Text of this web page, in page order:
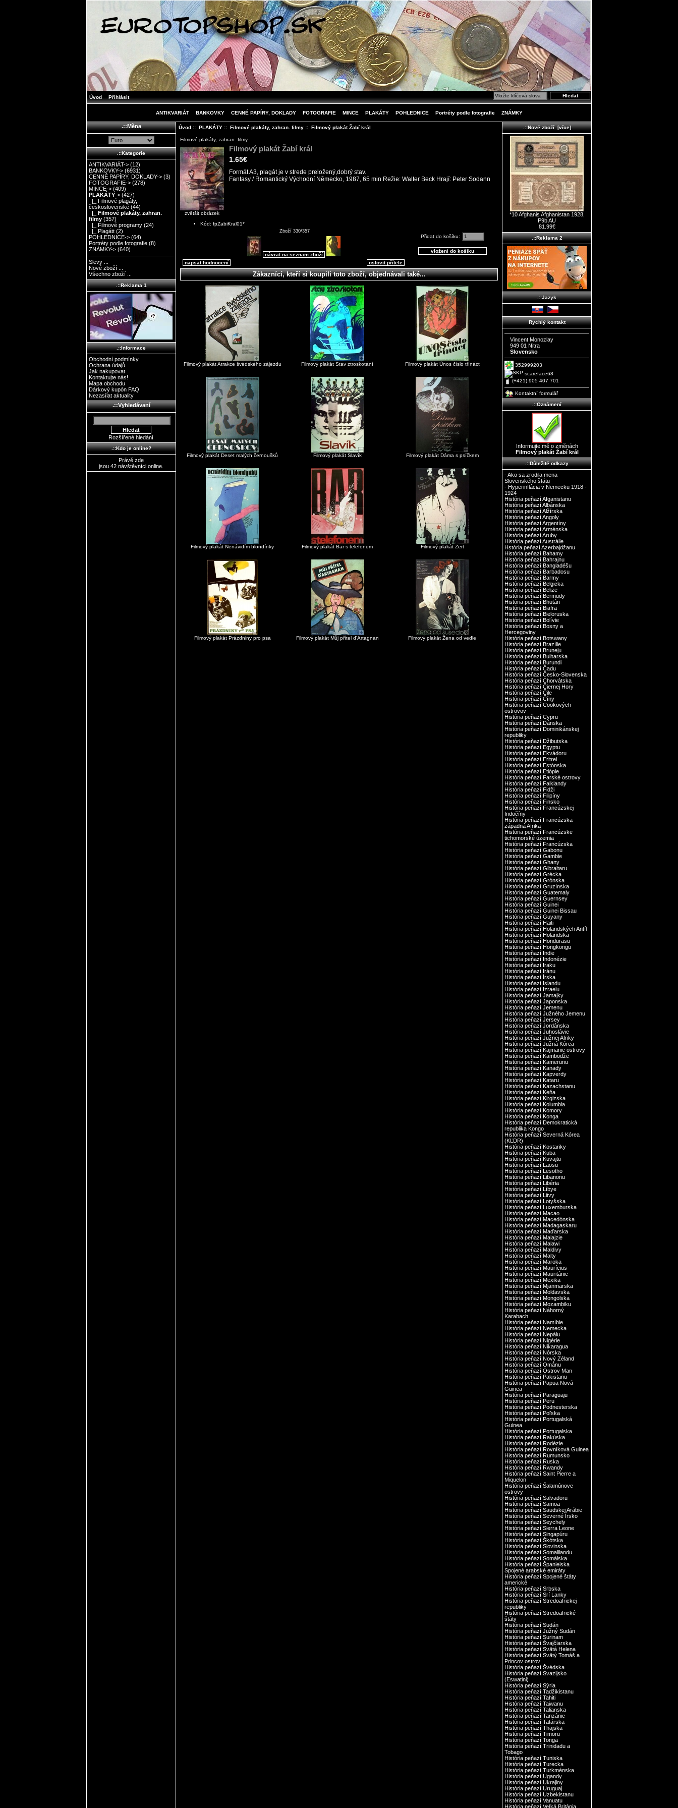
Úvod Přihlásit
ANTIKVARIÁT BANKOVKY CENNÉ PAPÍRY, DOKLADY FOTOGRAFIE MINCE PLAKÁTY POHLEDNICE Portréty podle fotografie ZNÁMKY
.::Měna
.::Kategorie
ANTIKVARIÁT-> (12)
BANKOVKY-> (6931)
CENNÉ PAPÍRY, DOKLADY-> (3)
FOTOGRAFIE-> (278)
MINCE-> (409)
PLAKÁTY-> (427)
|_ Filmové plagáty,
československé (44)
|_ Filmové plakáty, zahran.
filmy (357)
|_ Filmové programy (24)
|_ Plagátt (2)
POHLEDNICE-> (64)
Portréty podle fotografie (8)
ZNÁMKY-> (640)
Slevy ...
Nové zboží ...
Všechno zboží ...
.::Reklama 1
.::Informace
Obchodní podmínky
Ochrana údajů
Jak nakupovat
Kontaktujte nás!
Mapa obchodu
Dárkový kupón FAQ
Nezasílat aktuality
.::Vyhledávaní
Rozšířené hledání
.::Kdo je online?
Právě zde
jsou 42 návštěvníci online.
Úvod:: PLAKÁTY:: Filmové plakáty, zahran. filmy:: Filmový plakát Žabí král
Filmové plakáty, zahran. filmy
zvětšit obrázek
Filmový plakát Žabí král
1.65€
Formát A3, plagát je v strede preložený,dobrý stav.
Fantasy / Romantický Východní Německo, 1987, 65 min Režie: Walter Beck Hrají: Peter Sodann
Přidat do košíku:
Kód: fpZabiKral01*
Zboží 330/357
návrat na seznam zboží
oslovit přítele
napsat hodnocení
Zákaznící, kteří si koupili toto zboží, objednávali také...
Filmový plakát Atrakce švédského zájezdu Filmový plakát Stav ztroskotání Filmový plakát Únos číslo tŕínáct
Filmový plakát Deset malých černoušků Filmový plakát Slavík Filmový plakát Dáma s psíčkem
Filmový plakát Nenávidím blondínky Filmový plakát Bar s telefonem Filmový plakát Žert
Filmový plakát Prázdniny pro psa Filmový plakát Můj přítel d'Artagnan Filmový plakát Žena od vedle
.::Nové zboží [více]
*10 Afghanis Afghanistan 1928,
P9b AU
81.99€
.::Reklama 2
.::Jazyk
Rychlý kontakt
Vincent Monozlay
949 01 Nitra
Slovensko
352999203
scareface68
(+421) 905 407 701
Kontaktní formulář
.::Oznámení
Informujte mě o změnách
Filmový plakát Žabí král
.::Důležité odkazy
- Ako sa zrodila mena
Slovenského štátu
- Hyperinflácia v Nemecku 1918 -
1924
História peňazí Afganistanu
História peňazí Albánska
História peňazí Alžírska
História peňazí Angoly
História peňazí Argentíny
História peňazí Arménska
História peňazí Aruby
História peňazí Austrálie
Hstória peňazí Azerbajdžanu
História peňazí Bahamy
História peňazí Bahrajnu
História peňazí Bangladéšu
História peňazí Barbadosu
História peňazí Barmy
História peňazí Belgicka
História peňazí Belize
História peňazí Bermudy
História peňazí Bhután
História peňazí Biafra
História peňazí Bieloruska
História peňazí Bolívie
História peňazí Bosny a
Hercegoviny
História peňazí Botswany
História peňazí Brazílie
História peňazí Bruneju
História peňazí Bulharska
História peňazí Burundi
História peňazí Čadu
História peňazí Česko-Slovenska
História peňazí Chorvátska
História peňazí Čiernej Hory
História peňazí Čile
História peňazí Číny
História peňazí Cookových
ostrovov
História peňazí Cypru
História peňazí Dánska
História peňazí Dominikánskej
republiky
História peňazí Džibutska
História peňazí Egyptu
História peňazí Ekvádoru
História peňazí Eritrei
História peňazí Estónska
História peňazí Etiópie
História peňazí Farské ostrovy
História peňazí Falklandy
História peňazí Fidži
História peňazí Filipíny
História peňazí Finsko
História peňazí Francúzskej
Indočíny
História peňazí Francúzska
západná Afrika
História peňazí Francúzske
tichomorské územia
História peňazí Francúzska
História peňazí Gabonu
História peňazí Gambie
História peňazí Ghany
História peňazí Gibraltaru
História peňazí Grécka
História peňazí Grónska
História peňazí Gruzínska
História peňazí Guatemaly
História peňazí Guernsey
História peňazí Guinei
História peňazí Guinei Bissau
História peňazí Guyany
História peňazí Haiti
História peňazí Holandských Antíl
História peňazí Holandska
História peňazí Hondurasu
História peňazí Hongkongu
História peňazí Indie
História peňazí Indonézie
História peňazí Iraku
História peňazí Iránu
História peňazí Írska
História peňazí Islandu
História peňazí Izraelu
História peňazí Jamajky
História peňazí Japonska
História peňazí Jemenu
História peňazí Južného Jemenu
História peňazí Jersey
História peňazí Jordánska
História peňazí Juhoslávie
História peňazí Južnej Afriky
História peňazí Južná Kórea
História peňazí Kajmanie ostrovy
História peňazí Kambodže
História peňazí Kamerunu
História peňazí Kanady
História peňazí Kapverdy
História peňazí Kataru
História peňazí Kazachstanu
História peňazí Keňa
História peňazí Kirgizska
História peňazí Kolumbia
História peňazí Komory
História peňazí Konga
História peňazí Demokratická
republika Kongo
História peňazí Severná Kórea
(KĽDR)
História peňazí Kostariky
História peňazí Kuba
História peňazí Kuvajtu
História peňazí Laosu
História peňazí Lesotho
História peňazí Libanonu
História peňazí Libéria
História peňazí Líbye
História peňazí Litvy
História peňazí Lotyšska
História peňazí Luxemburska
História peňazí Macao
História peňazí Macedónska
História peňazí Madagaskaru
História peňazí Maďarska
História peňazí Malajzie
História peňazí Malawi
História peňazí Maldivy
História peňazí Malty
História peňazí Maroka
História peňazí Maurícius
História peňazí Mauritánie
História peňazí Mexika
História peňazí Mjanmarska
História peňazí Moldavska
História peňazí Mongolska
História peňazí Mozambiku
História peňazí Náhorný
Karabach
História peňazí Namíbie
História peňazí Nemecka
História peňazí Nepálu
História peňazí Nigérie
História peňazí Nikaragua
História peňazí Nórska
História peňazí Nový Zéland
História peňazí Ománu
História peňazí Ostrov Man
História peňazí Pakistanu
História peňazí Papua Nová
Guinea
História peňazí Paraguaju
História peňazí Peru
História peňazí Podnesterska
História peňazí Poľska
História peňazí Portugalská
Guinea
História peňazí Portugalska
História peňazí Rakúska
História peňazí Rodézie
História peňazí Rovníková Guinea
História peňazí Rumunsko
História peňazí Ruska
História peňazí Rwandy
História peňazí Saint Pierre a
Miquelon
História peňazí Šalamúnove
ostrovy
História peňazí Salvadoru
História peňazí Samoa
História peňazí Saudskej Arábie
História peňazí Severné Írsko
História peňazí Seychely
História peňazí Sierra Leone
História peňazí Singapúru
História peňazí Škótska
História peňazí Slovinska
História peňazí Somalilandu
História peňazí Somálska
História peňazí Španielska
Spojené arabské emiráty
História peňazí Spojené štáty
americké
História peňazí Srbska
História peňazí Srí Lanky
História peňazí Stredoafrickej
republiky
História peňazí Stredoafrické
štáty
História peňazí Sudán
História peňazí Južný Sudán
História peňazí Surinam
História peňazí Švajčiarska
História peňazí Svätá Helena
História peňazí Svätý Tomáš a
Princov ostrov
História peňazí Švédska
História peňazí Svazijsko
(Eswatini)
História peňazí Sýria
História peňazí Tadžikistanu
História peňazí Tahiti
História peňazí Taiwanu
História peňazí Talianska
História peňazí Tanzánie
História peňazí Tatárska
História peňazí Thajska
História peňazí Timoru
História peňazí Tonga
História peňazí Trinidadu a
Tobago
História peňazí Tuniska
História peňazí Turecka
História peňazí Turkménska
História peňazí Ugandy
História peňazí Ukrajiny
História peňazí Uruguaj
História peňazí Uzbekistanu
História peňazí Vanuatu
História peňazí Veľká Británia